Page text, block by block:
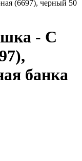
- С
банка